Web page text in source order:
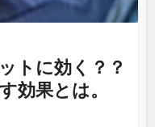
トに効く？？
効果とは。